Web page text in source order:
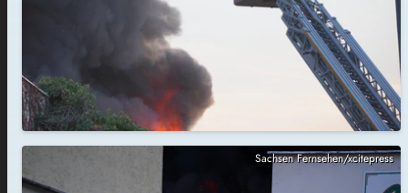
Sachsen Fernsehen/xcitepress